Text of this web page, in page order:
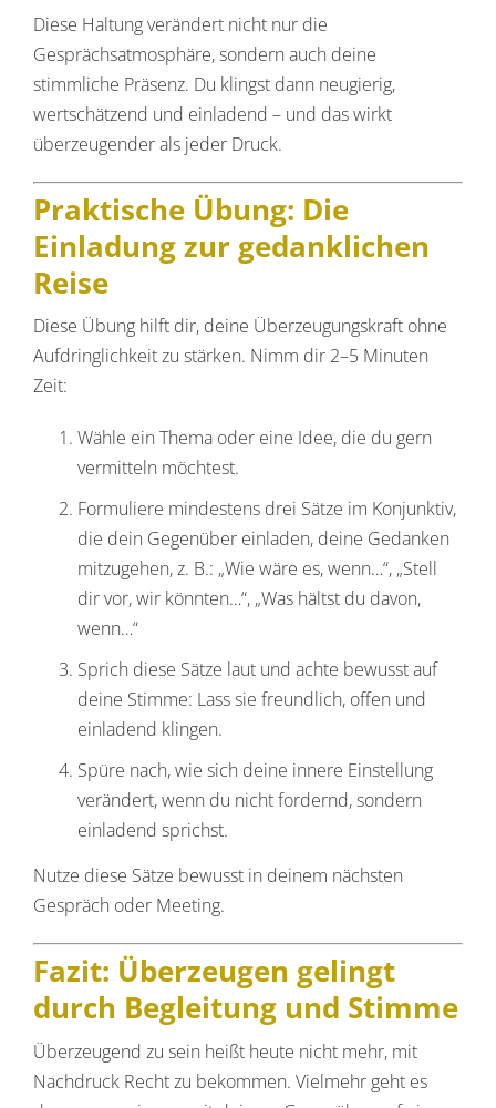
Diese Haltung verändert nicht nur die
Gesprächsatmosphäre, sondern auch deine
stimmliche Präsenz. Du klingst dann neugierig,
wertschätzend und einladend – und das wirkt
überzeugender als jeder Druck.
Praktische Übung: Die
Einladung zur gedanklichen
Reise
Diese Übung hilft dir, deine Überzeugungskraft ohne
Aufdringlichkeit zu stärken. Nimm dir 2–5 Minuten
Zeit:
Wähle ein Thema oder eine Idee, die du gern
vermitteln möchtest.
Formuliere mindestens drei Sätze im Konjunktiv,
die dein Gegenüber einladen, deine Gedanken
mitzugehen, z. B.: „Wie wäre es, wenn…“, „Stell
dir vor, wir könnten…“, „Was hältst du davon,
wenn…“
Sprich diese Sätze laut und achte bewusst auf
deine Stimme: Lass sie freundlich, offen und
einladend klingen.
Spüre nach, wie sich deine innere Einstellung
verändert, wenn du nicht fordernd, sondern
einladend sprichst.
Nutze diese Sätze bewusst in deinem nächsten
Gespräch oder Meeting.
Fazit: Überzeugen gelingt
durch Begleitung und Stimme
Überzeugend zu sein heißt heute nicht mehr, mit
Nachdruck Recht zu bekommen. Vielmehr geht es